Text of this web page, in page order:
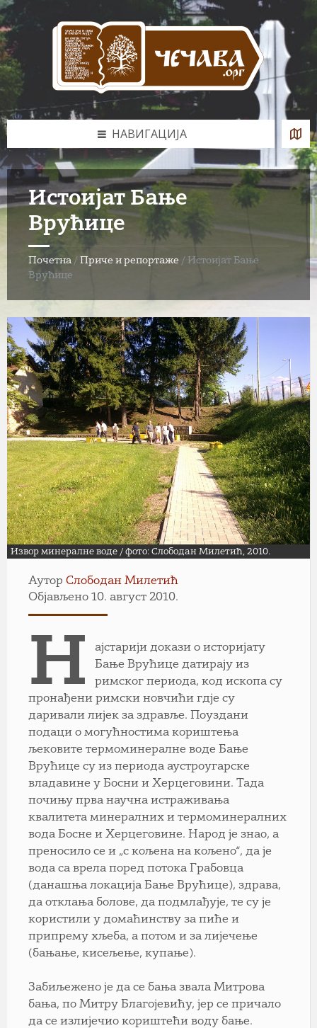
Skip
to
content
Skip
to
left
sidebar
Skip
to
footer
НАВИГАЦИЈА
Истоијат Бање
Врућице
Почетна / Приче и репортаже / Истоијат Бање
Врућице
Извор минералне воде / фото: Слободан Милетић, 2010.
Аутор Слободан Милетић
Објављено 10. август 2010.
Н
ајстарији докази о историјату
Бање Врућице датирају из
римског периода, код ископа су
пронађени римски новчићи гдје су
даривали лијек за здравље. Поуздани
подаци о могућностима кориштења
љековите термоминералне воде Бање
Врућице су из периода аустроугарске
владавине у Босни и Херцеговини. Тада
почињу прва научна истраживања
квалитета минералних и термоминералних
вода Босне и Херцеговине. Народ је знао, а
преносило се и „с кољена на кољено“, да је
вода са врела поред потока Грабовца
(данашња локација Бање Врућице), здрава,
да отклања болове, да подмлађује, те су је
користили у домаћинству за пиће и
припрему хљеба, а потом и за лијечење
(бањање, кисељење, купање).
Забиљежено је да се бања звала Митрова
бања, по Митру Благојевићу, јер се причало
да се излијечио кориштећи воду бање.